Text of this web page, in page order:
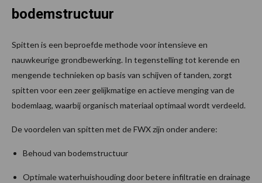
bodemstructuur
Spitten is een beproefde methode voor intensieve en
nauwkeurige grondbewerking. In tegenstelling tot kerende en
mengende technieken op basis van schijven of tanden, zorgt
spitten voor een zeer gelijkmatige en actieve menging van de
bodemlaag, waarbij organisch materiaal optimaal wordt verdeeld.
De voordelen van spitten met de FWX zijn onder andere:
Behoud van bodemstructuur
Optimale waterhuishouding door betere infiltratie en drainage